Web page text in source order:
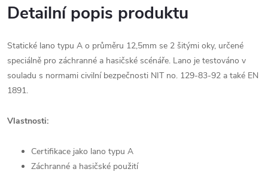
Detailní popis produktu
Statické lano typu A o průměru 12,5mm se 2 šitými oky, určené
speciálně pro záchranné a hasičské scénáře. Lano je testováno v
souladu s normami civilní bezpečnosti NIT no. 129-83-92 a také EN
1891.
Vlastnosti:
Certifikace jako lano typu A
Záchranné a hasičské použití